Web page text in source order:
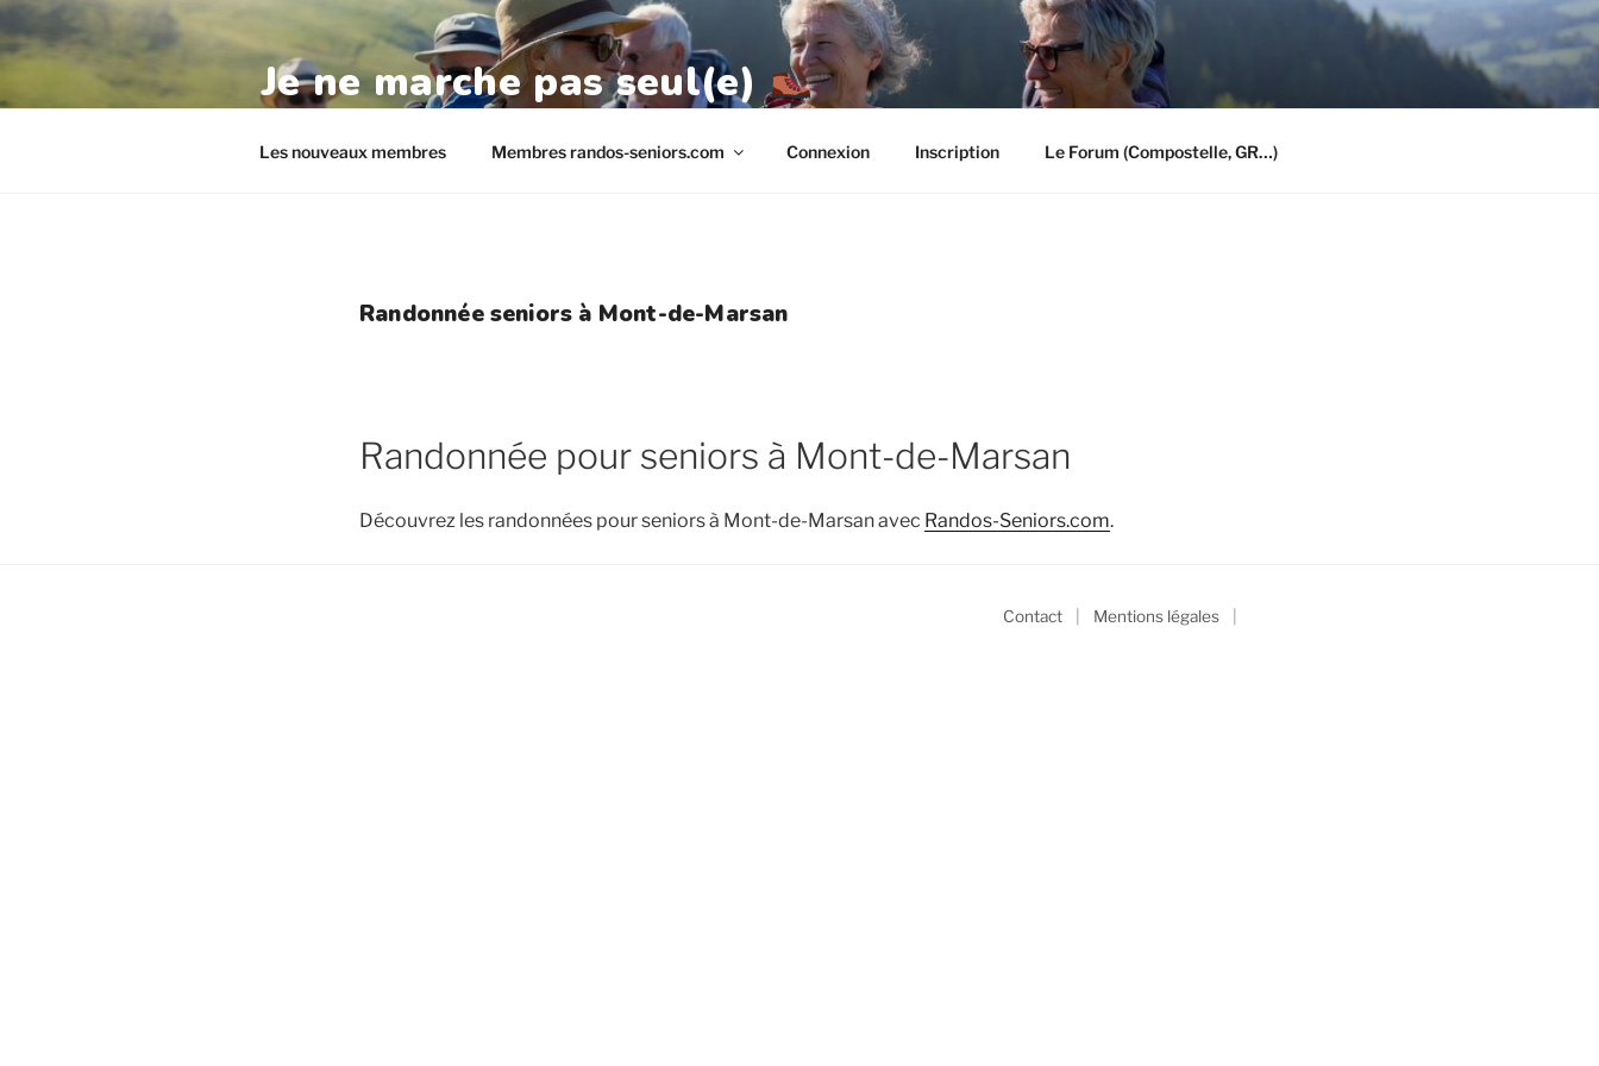
Aller
au
principal
Je ne marche pas seul(e)
Les nouveaux membres Membres randos-seniors.com Connexion Inscription Le Forum (Compostelle, GR…)
Randonnée seniors à Mont-de-Marsan
Randonnée pour seniors à Mont-de-Marsan
Découvrez les randonnées pour seniors à Mont-de-Marsan avec Randos-Seniors.com.
Contact Mentions légales